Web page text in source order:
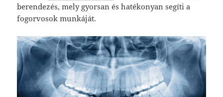
berendezés, mely gyorsan és hatékonyan segíti a
fogorvosok munkáját.